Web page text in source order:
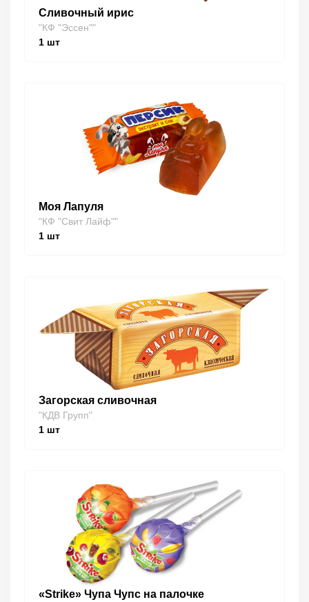
Сливочный ирис
"КФ "Эссен""
1 шт
Моя Лапуля
"КФ "Свит Лайф""
1 шт
Загорская сливочная
"КДВ Групп"
1 шт
«Strike» Чупа Чупс на палочке